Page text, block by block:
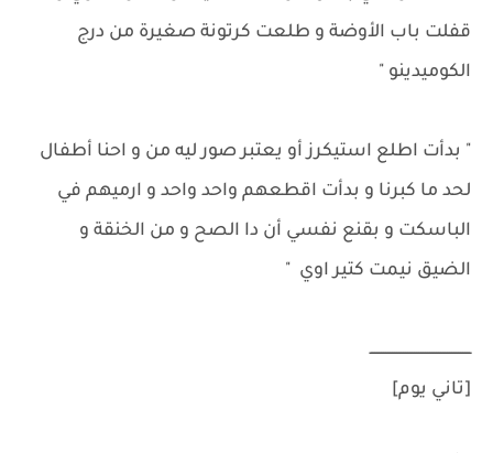
قفلت باب الأوضة و طلعت كرتونة صغيرة من درج
الكوميدينو "
" بدأت اطلع استيكرز أو يعتبر صور ليه من و احنا أطفال
لحد ما كبرنا و بدأت اقطعهم واحد واحد و ارميهم في
الباسكت و بقنع نفسي أن دا الصح و من الخنقة و
الضيق نيمت كتير اوي "
ــــــــــــــــــــــــــــــــــــــــــــــ
[تاني يوم]